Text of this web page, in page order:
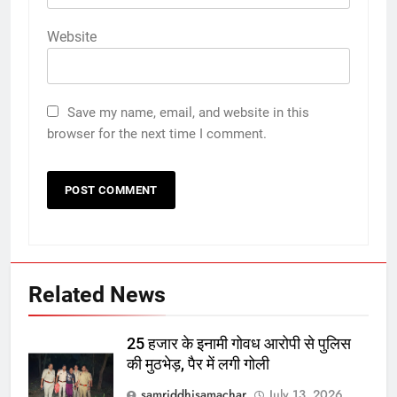
Website
Save my name, email, and website in this
browser for the next time I comment.
Related News
25 हजार के इनामी गोवध आरोपी से पुलिस
की मुठभेड़, पैर में लगी गोली